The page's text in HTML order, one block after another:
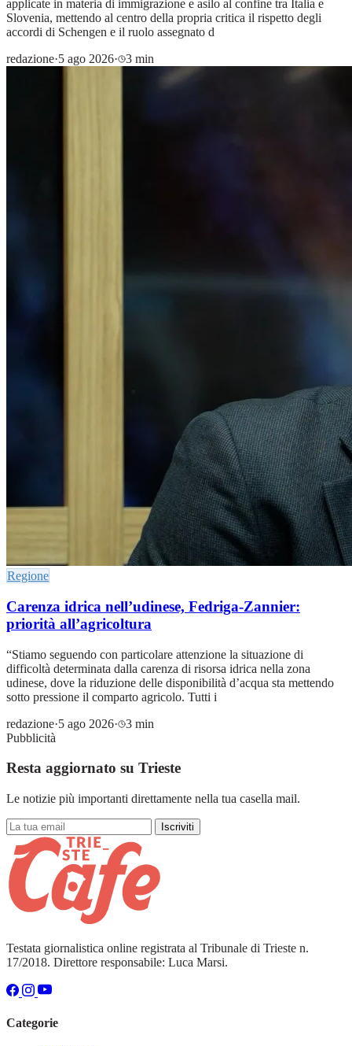
applicate in materia di immigrazione e asilo al confine tra Italia e
Slovenia, mettendo al centro della propria critica il rispetto degli
accordi di Schengen e il ruolo assegnato d
redazione·5 ago 2026· 3 min
Regione
Carenza idrica nell’udinese, Fedriga-Zannier:
priorità all’agricoltura
“Stiamo seguendo con particolare attenzione la situazione di
difficoltà determinata dalla carenza di risorsa idrica nella zona
udinese, dove la riduzione delle disponibilità d’acqua sta mettendo
sotto pressione il comparto agricolo. Tutti i
redazione·5 ago 2026·
3 min
Pubblicità
Resta aggiornato su Trieste
Le notizie più importanti direttamente nella tua casella mail.
Iscriviti
Testata giornalistica online registrata al Tribunale di Trieste n.
17/2018. Direttore responsabile: Luca Marsi.
Categorie